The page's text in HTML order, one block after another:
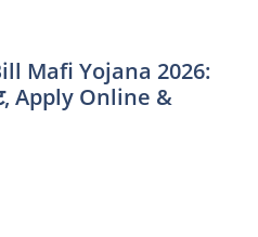
Mafi Yojana 2026:
Apply Online &